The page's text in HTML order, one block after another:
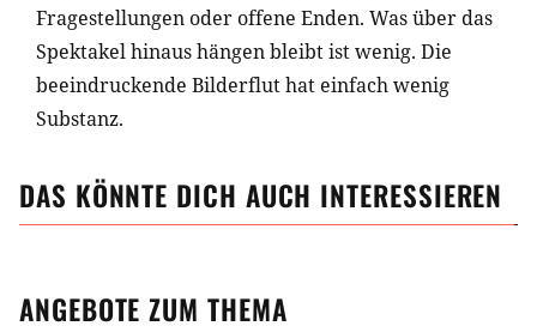
Fragestellungen oder offene Enden. Was über das
Spektakel hinaus hängen bleibt ist wenig. Die
beeindruckende Bilderflut hat einfach wenig
Substanz.
DAS KÖNNTE DICH AUCH INTERESSIEREN
ANGEBOTE ZUM THEMA